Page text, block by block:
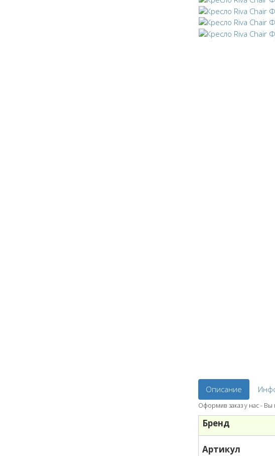
Описание
Оформив заказ у нас - Вы
Бренд
Артикул